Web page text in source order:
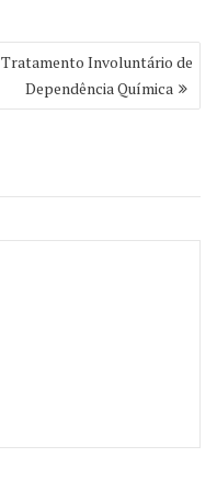
Tratamento Involuntário de
Dependência Química